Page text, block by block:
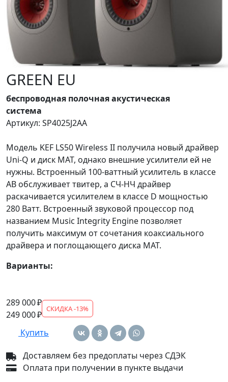
KEF LS50 WIRELESS II MOSS
GREEN EU
беспроводная полочная акустическая
система
Артикул: SP4025J2AA
Модель KEF LS50 Wireless II получила новый драйвер
Uni-Q и диск MAT, однако внешние усилители ей не
нужны. Встроенный 100-ваттный усилитель в классе
АВ обслуживает твитер, а СЧ-НЧ драйвер
раскачивается усилителем в классе D мощностью
280 Ватт. Встроенный звуковой процессор под
названием Music Integrity Engine позволяет
получить максимум от сочетания коаксиального
драйвера и поглощающего диска MAT.
Варианты:
289 000 ₽
249 000 ₽
СКИДКА -13%
Купить
Доставляем без предоплаты через СДЭК
Оплата при получении в пункте выдачи